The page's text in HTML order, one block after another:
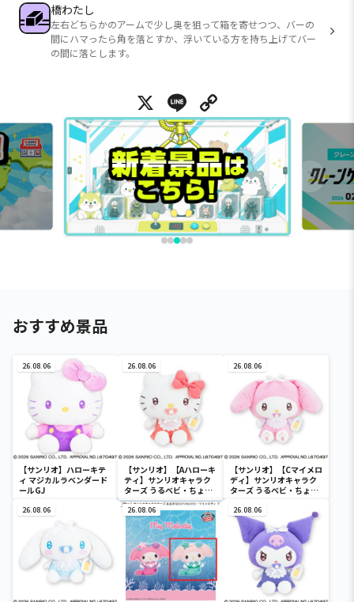
橋わたし
左右どちらかのアームで少し奥を狙って箱を寄せつつ、バーの
間にハマったら角を落とすか、浮いている方を持ち上げてバー
の間に落とします。
X Line
おすすめ景品
26.08.06
【サンリオ】ハローキテ
ィ マジカルラベンダード
ールGJ
26.08.06
【サンリオ】【Aハローキ
ティ】サンリオキャラク
ターズ うるベビ・ちょい
デカドール
26.08.06
【サンリオ】【Cマイメロ
ディ】サンリオキャラク
ターズ うるベビ・ちょい
26.08.06 26.08.06 26.08.06